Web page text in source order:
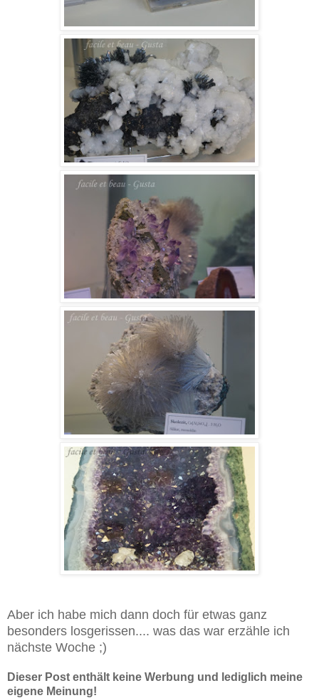
Aber ich habe mich dann doch für etwas ganz
besonders losgerissen.... was das war erzähle ich
nächste Woche ;)
Dieser Post enthält keine Werbung und lediglich meine
eigene Meinung!